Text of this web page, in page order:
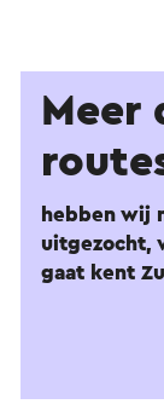
Meer
hebben wij
uitgezocht,
gaat kent